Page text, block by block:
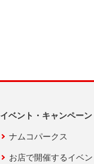
イベント・キャンペーン
ナムコパークス
お店で開催するイベ